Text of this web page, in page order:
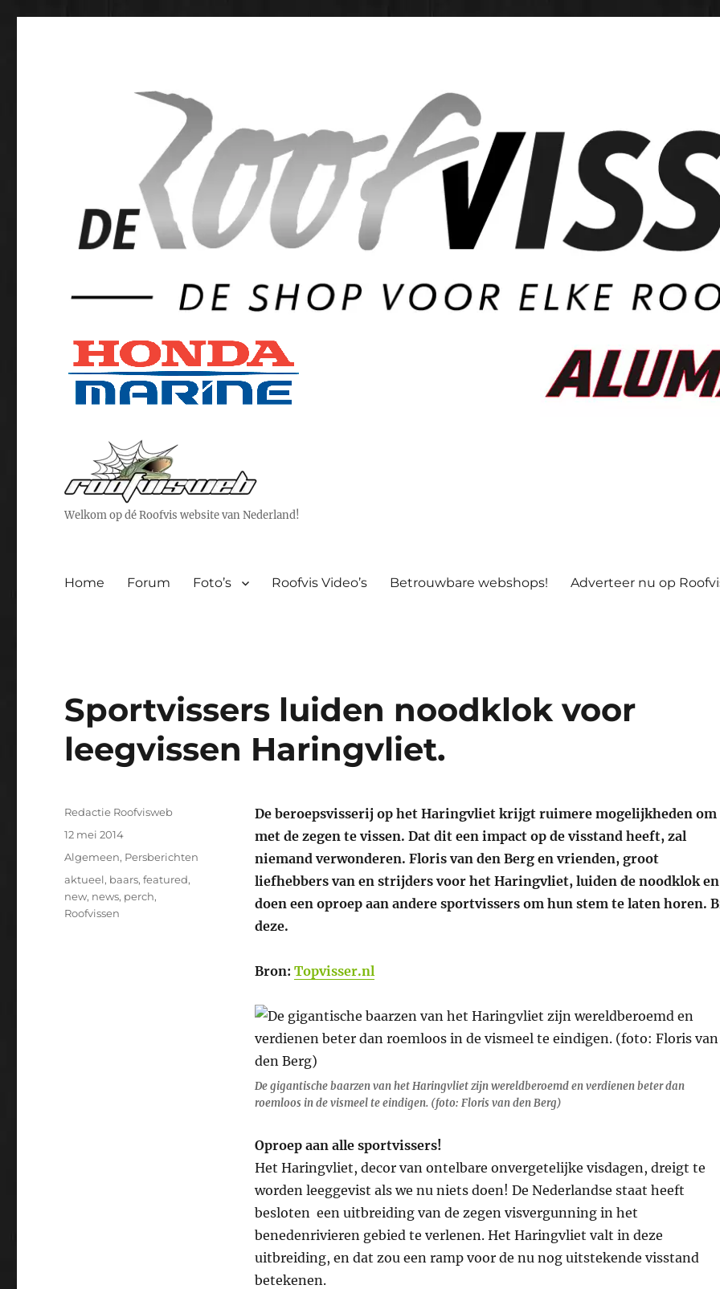
Welkom op dé Roofvis website van Nederland!
Home Forum Foto’s Roofvis Video’s Betrouwbare webshops! Adverteer nu op
Sportvissers luiden noodklok voor
leegvissen Haringvliet.
De beroepsvisserij op het Haringvliet krijgt ruimere mogelijkheden om
met de zegen te vissen. Dat dit een impact op de visstand heeft, zal
niemand verwonderen. Floris van den Berg en vrienden, groot
liefhebbers van en strijders voor het Haringvliet, luiden de noodklok en
doen een oproep aan andere sportvissers om hun stem te laten horen.
deze.
Bron: Topvisser.nl
De gigantische baarzen van het Haringvliet zijn wereldberoemd en verdienen beter dan
roemloos in de vismeel te eindigen. (foto: Floris van den Berg)
Oproep aan alle sportvissers!
Het Haringvliet, decor van ontelbare onvergetelijke visdagen, dreigt te
worden leeggevist als we nu niets doen! De Nederlandse staat heeft
besloten een uitbreiding van de zegen visvergunning in het
benedenrivieren gebied te verlenen. Het Haringvliet valt in deze
uitbreiding, en dat zou een ramp voor de nu nog uitstekende visstand
betekenen.
Auteur
Redactie Roofvisweb
Geplaatst
op
12 mei 2014
Categorieën
Algemeen, Persberichten
Tags
aktueel, baars,featured,
new, news, perch,
Roofvissen